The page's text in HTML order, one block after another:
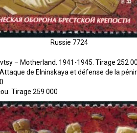
Russie 7724
– Motherland. 1941-1945. Tirage 252
de Elninskaya et défense de la
Tirage 259 000